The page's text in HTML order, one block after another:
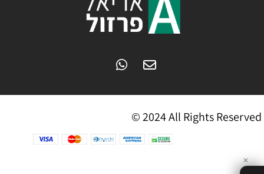
© 2024 All Rights Reserved
✕